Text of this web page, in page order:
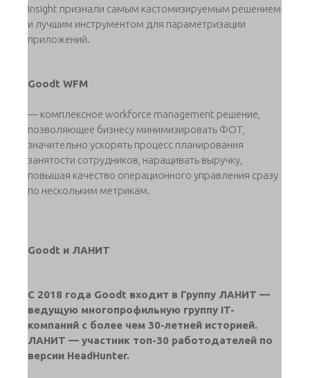
Insight признали самым кастомизируемым решением
и лучшим инструментом для параметризации
приложений.
Goodt WFM
— комплексное workforce management решение,
позволяющее бизнесу минимизировать ФОТ,
значительно ускорять процесс планирования
занятости сотрудников, наращивать выручку,
повышая качество операционного управления сразу
по нескольким метрикам.
Goodt и ЛАНИТ
С 2018 года Goodt входит в Группу ЛАНИТ —
ведущую многопрофильную группу IT-
компаний с более чем 30-летней историей.
ЛАНИТ — участник топ-30 работодателей по
версии HeadHunter.